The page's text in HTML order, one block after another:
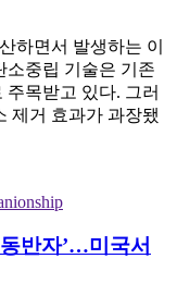
하면서 발생하는 이
소중립 기술은 기존
목받고 있다. 그러
제거 효과가 과장됐
반자’…미국서